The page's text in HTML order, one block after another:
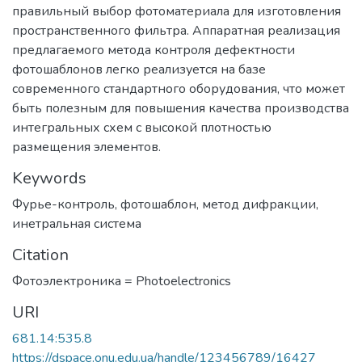
правильный выбор фотоматериала для изготовления
пространственного фильтра. Аппаратная реализация
предлагаемого метода контроля дефектности
фотошаблонов легко реализуется на базе
современного стандартного оборудования, что может
быть полезным для повышения качества производства
интегральных схем с высокой плотностью
размещения элементов.
Keywords
Фурье-контроль, фотошаблон, метод дифракции,
инетральная система
Citation
Фотоэлектроника = Photoelectronics
URI
681.14:535.8
https://dspace.onu.edu.ua/handle/123456789/16427